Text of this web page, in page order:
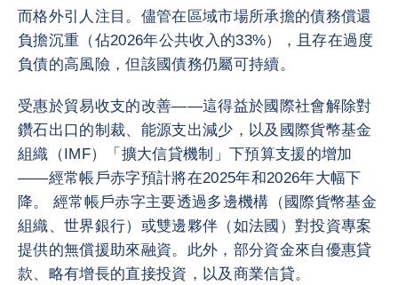
而格外引人注目。儘管在區域市場所承擔的債務償還
負擔沉重（佔2026年公共收入的33%），且存在過度
負債的高風險，但該國債務仍屬可持續。
受惠於貿易收支的改善——這得益於國際社會解除對
鑽石出口的制裁、能源支出減少，以及國際貨幣基金
組織（IMF）「擴大信貸機制」下預算支援的增加
——經常帳戶赤字預計將在2025年和2026年大幅下
降。 經常帳戶赤字主要透過多邊機構（國際貨幣基金
組織、世界銀行）或雙邊夥伴（如法國）對投資專案
提供的無償援助來融資。此外，部分資金來自優惠貸
款、略有增長的直接投資，以及商業信貸。